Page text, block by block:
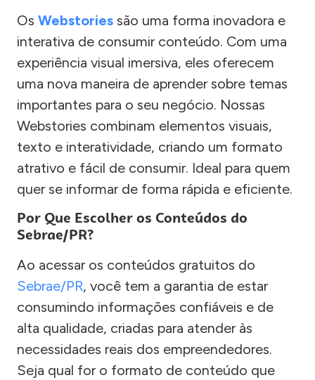
Os Webstories são uma forma inovadora e
interativa de consumir conteúdo. Com uma
experiência visual imersiva, eles oferecem
uma nova maneira de aprender sobre temas
importantes para o seu negócio. Nossas
Webstories combinam elementos visuais,
texto e interatividade, criando um formato
atrativo e fácil de consumir. Ideal para quem
quer se informar de forma rápida e eficiente.
Por Que Escolher os Conteúdos do
Sebrae/PR?
Ao acessar os conteúdos gratuitos do
Sebrae/PR, você tem a garantia de estar
consumindo informações confiáveis e de
alta qualidade, criadas para atender às
necessidades reais dos empreendedores.
Seja qual for o formato de conteúdo que